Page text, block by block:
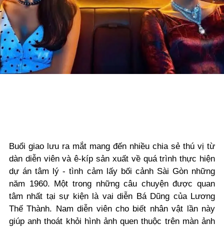
Buổi giao lưu ra mắt mang đến nhiều chia sẻ thú vị từ
dàn diễn viên và ê-kíp sản xuất về quá trình thực hiện
dự án tâm lý - tình cảm lấy bối cảnh Sài Gòn những
năm 1960. Một trong những câu chuyện được quan
tâm nhất tại sự kiện là vai diễn Bá Dũng của Lương
Thế Thành. Nam diễn viên cho biết nhân vật lần này
giúp anh thoát khỏi hình ảnh quen thuộc trên màn ảnh